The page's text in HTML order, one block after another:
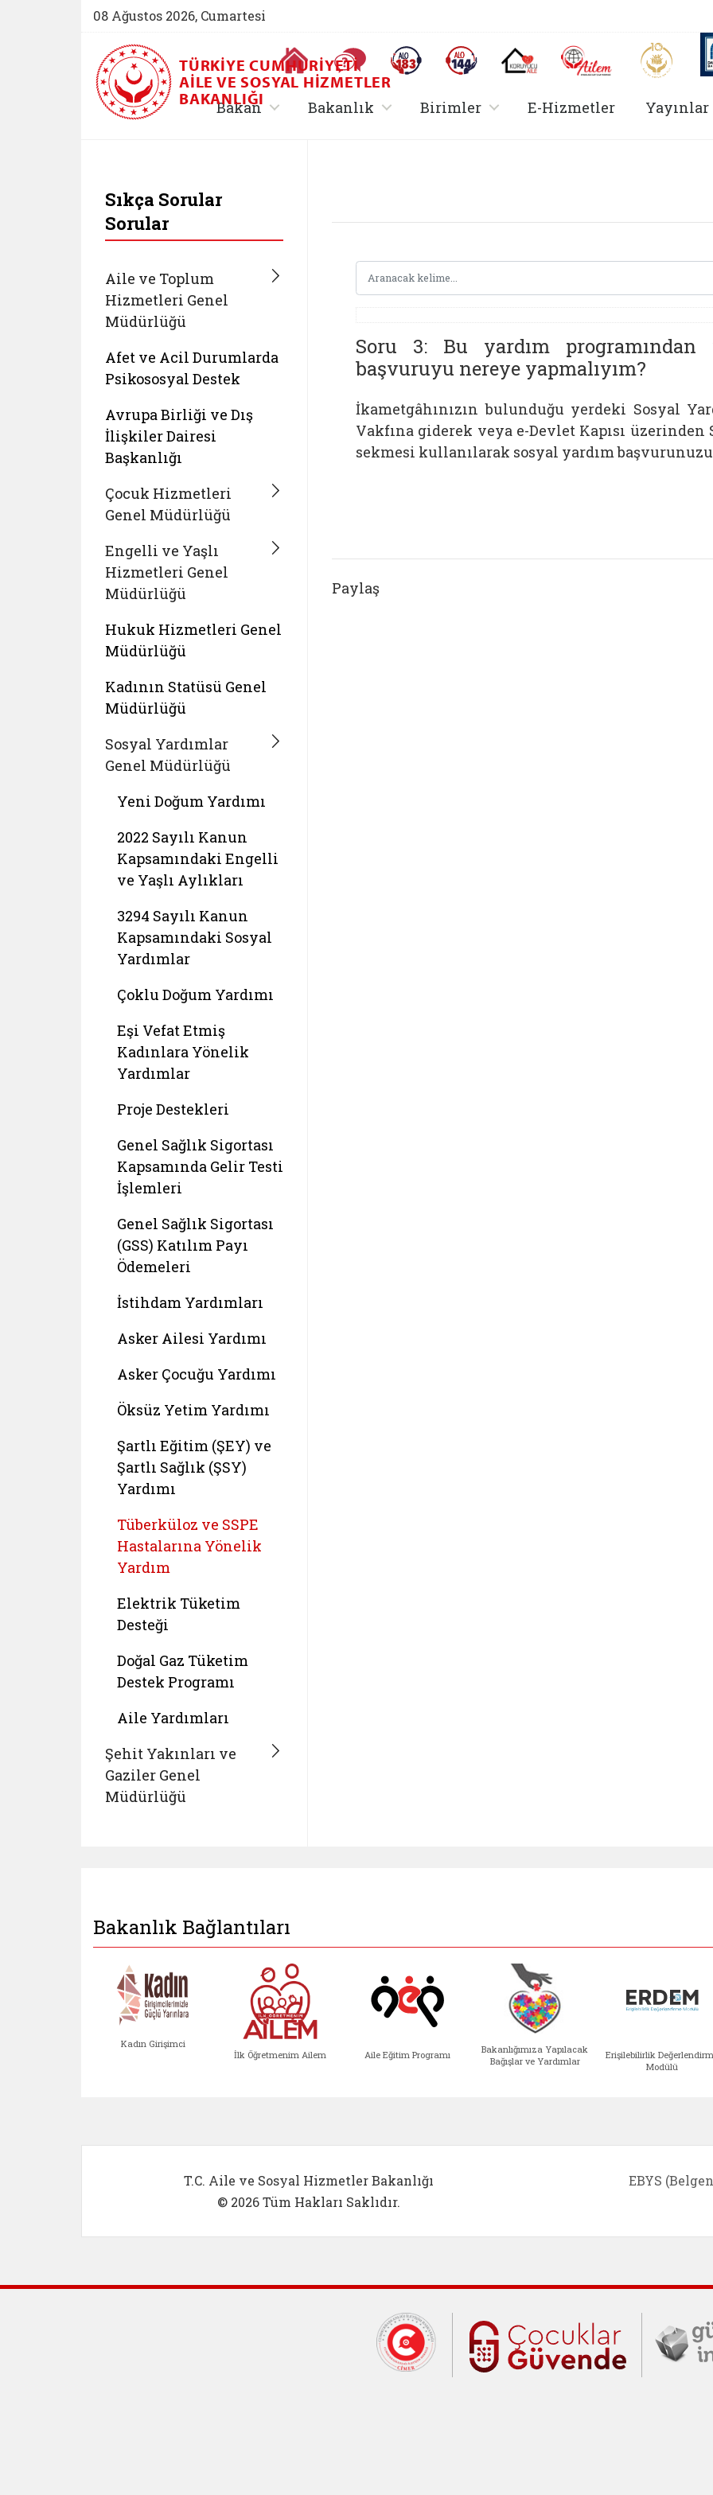
08 Ağustos 2026, Cumartesi
Ana Sayfa Sıkça Sorulan SorularAlo 183 (yeni sekmede açılır)Alo 144 (yeni sekmede açılır)Koruyucu Aile (yeni sekmede açılır)
AİLEM İletişim Aile ve
TÜRKIYE CUMHURIYETI
AILE VE SOSYAL HIZMETLER
BAKANLIĞI
Bakan, alt menü içerir
Bakanlık , alt menü içerir
Birimler, alt menü içerir
E-Hizmetler Yayınlar
Sıkça Sorular
Sorular
Aile ve Toplum
Hizmetleri Genel
Müdürlüğü
Afet ve Acil Durumlarda
Psikososyal Destek
Avrupa Birliği ve Dış
İlişkiler Dairesi
Başkanlığı
Çocuk Hizmetleri
Genel Müdürlüğü
Engelli ve Yaşlı
Hizmetleri Genel
Müdürlüğü
Hukuk Hizmetleri Genel
Müdürlüğü
Kadının Statüsü Genel
Müdürlüğü
Sosyal Yardımlar
Genel Müdürlüğü
Yeni Doğum Yardımı
2022 Sayılı Kanun
Kapsamındaki Engelli
ve Yaşlı Aylıkları
3294 Sayılı Kanun
Kapsamındaki Sosyal
Yardımlar
Çoklu Doğum Yardımı
Eşi Vefat Etmiş
Kadınlara Yönelik
Yardımlar
Proje Destekleri
Genel Sağlık Sigortası
Kapsamında Gelir Testi
İşlemleri
Genel Sağlık Sigortası
(GSS) Katılım Payı
Ödemeleri
İstihdam Yardımları
Asker Ailesi Yardımı
Asker Çocuğu Yardımı
Öksüz Yetim Yardımı
Şartlı Eğitim (ŞEY) ve
Şartlı Sağlık (ŞSY)
Yardımı
Tüberküloz ve SSPE
Hastalarına Yönelik
Yardım
Elektrik Tüketim
Desteği
Doğal Gaz Tüketim
Destek Programı
Aile Yardımları
Şehit Yakınları ve
Gaziler Genel
Müdürlüğü
Soru 3: Bu yardım
başvuruyu nereye yapmalıyım?
İkametgâhınızın bulunduğu yerdeki Sosyal
Vakfına giderek veya e-Devlet Kapısı
sekmesi kullanılarak sosyal yardım
Paylaş
Bakanlık Bağlantıları
Kadın Girişimci
İlk Öğretmenim Ailem Aile Eğitim Programı
Bakanlığımıza Yapılacak
Bağışlar ve Yardımlar
Erişilebilirlik
Modülü
T.C. Aile ve Sosyal Hizmetler Bakanlığı
© 2026 Tüm Hakları Saklıdır.
EBYS
Cumhurbaşkanlığı İletişim Merkezi
Çocuklar